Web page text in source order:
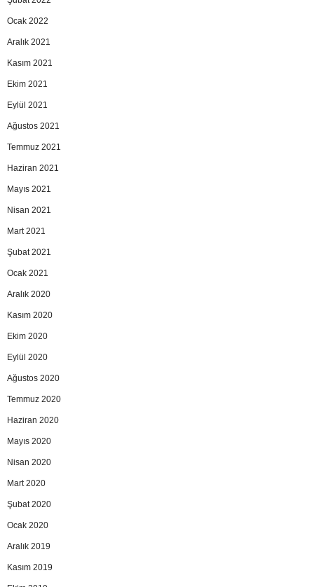
Ocak 2022
Aralık 2021
Kasım 2021
Ekim 2021
Eylül 2021
Ağustos 2021
Temmuz 2021
Haziran 2021
Mayıs 2021
Nisan 2021
Mart 2021
Şubat 2021
Ocak 2021
Aralık 2020
Kasım 2020
Ekim 2020
Eylül 2020
Ağustos 2020
Temmuz 2020
Haziran 2020
Mayıs 2020
Nisan 2020
Mart 2020
Şubat 2020
Ocak 2020
Aralık 2019
Kasım 2019